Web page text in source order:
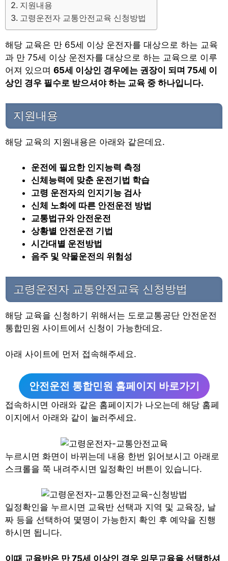
지원내용
고령운전자 교통안전교육 신청방법
해당 교육은 만 65세 이상 운전자를 대상으로 하는 교육
과 만 75세 이상 운전자를 대상으로 하는 교육으로 이루
어져 있으며 65세 이상인 경우에는 권장이 되며 75세 이
상인 경우 필수로 받으셔야 하는 교육 중 하나입니다.
지원내용
해당 교육의 지원내용은 아래와 같은데요.
운전에 필요한 인지능력 측정
신체능력에 맞춘 운전기법 학습
고령 운전자의 인지기능 검사
신체 노화에 따른 안전운전 방법
교통법규와 안전운전
상황별 안전운전 기법
시간대별 운전방법
음주 및 약물운전의 위험성
고령운전자 교통안전교육 신청방법
해당 교육을 신청하기 위해서는 도로교통공단 안전운전
통합민원 사이트에서 신청이 가능한데요.
아래 사이트에 먼저 접속해주세요.
안전운전 통합민원 홈페이지 바로가기
접속하시면 아래와 같은 홈페이지가 나오는데 해당 홈페
이지에서 아래와 같이 눌러주세요.
누르시면 화면이 바뀌는데 내용 한번 읽어보시고 아래로
스크롤을 쭉 내려주시면 일정확인 버튼이 있습니다.
일정확인을 누르시면 교육반 선택과 지역 및 교육장, 날
짜 등을 선택하여 몇명이 가능한지 확인 후 예약을 진행
하시면 됩니다.
이때 교육반은 만 75세 이상인 경우 의무교육을 선택하셔